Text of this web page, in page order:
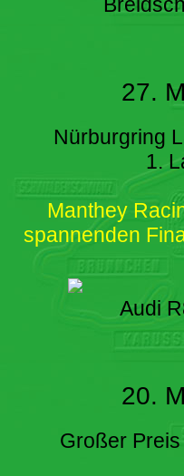
27.
Nürburgring
1.
Manthey
spannenden
Audi
20.
Großer